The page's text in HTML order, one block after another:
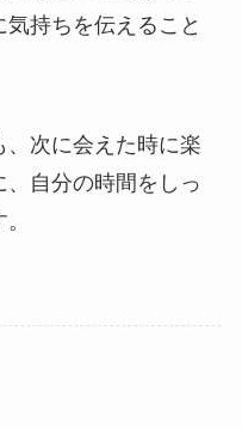
持ちを伝えること
次に会えた時に楽
、自分の時間をしっ